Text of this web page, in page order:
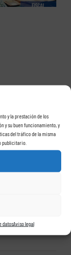
y la prestación de los
y su buen funcionamiento, y
del tráfico de la misma
publicitario.
datosAviso legal